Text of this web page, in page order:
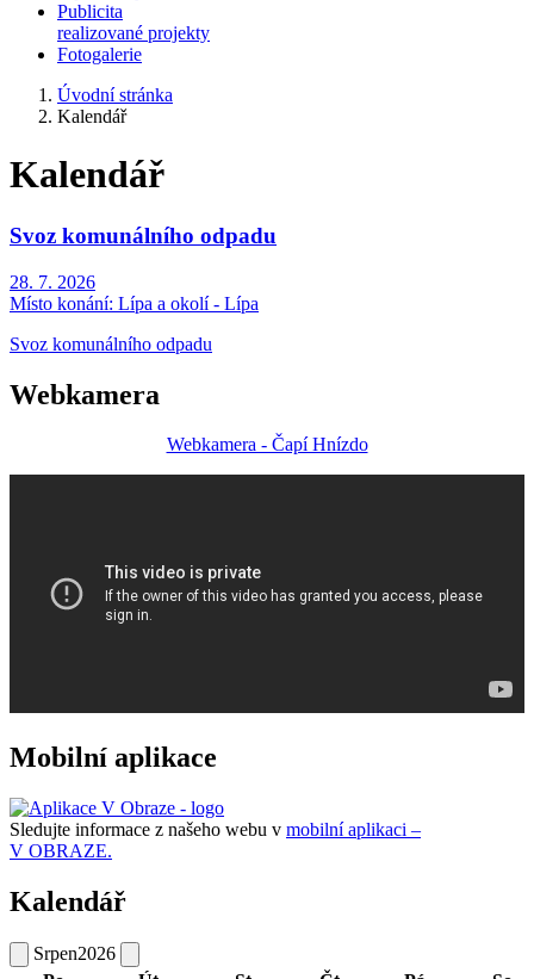
Publicita
realizované projekty
Fotogalerie
Úvodní stránka
Kalendář
Kalendář
Svoz komunálního odpadu
28. 7. 2026
Místo konání: Lípa a okolí - Lípa
Svoz komunálního odpadu
Webkamera
Webkamera - Čapí Hnízdo
Mobilní aplikace
Sledujte informace z našeho webu v mobilní aplikaci –
V OBRAZE.
Kalendář
Srpen2026